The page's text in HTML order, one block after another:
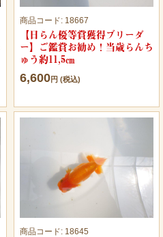
商品コード: 18667
【日らん優等賞獲得ブリーダ
ー】ご鑑賞お勧め！当歳らんち
ゅう約11,5㎝
6,600円 (税込)
商品コード: 18645